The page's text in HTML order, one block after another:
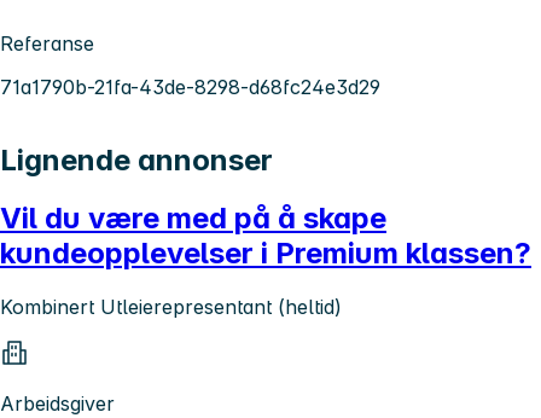
Referanse
71a1790b-21fa-43de-8298-d68fc24e3d29
Lignende annonser
Vil du være med på å skape
kundeopplevelser i Premium klassen?
Kombinert Utleierepresentant (heltid)
Arbeidsgiver